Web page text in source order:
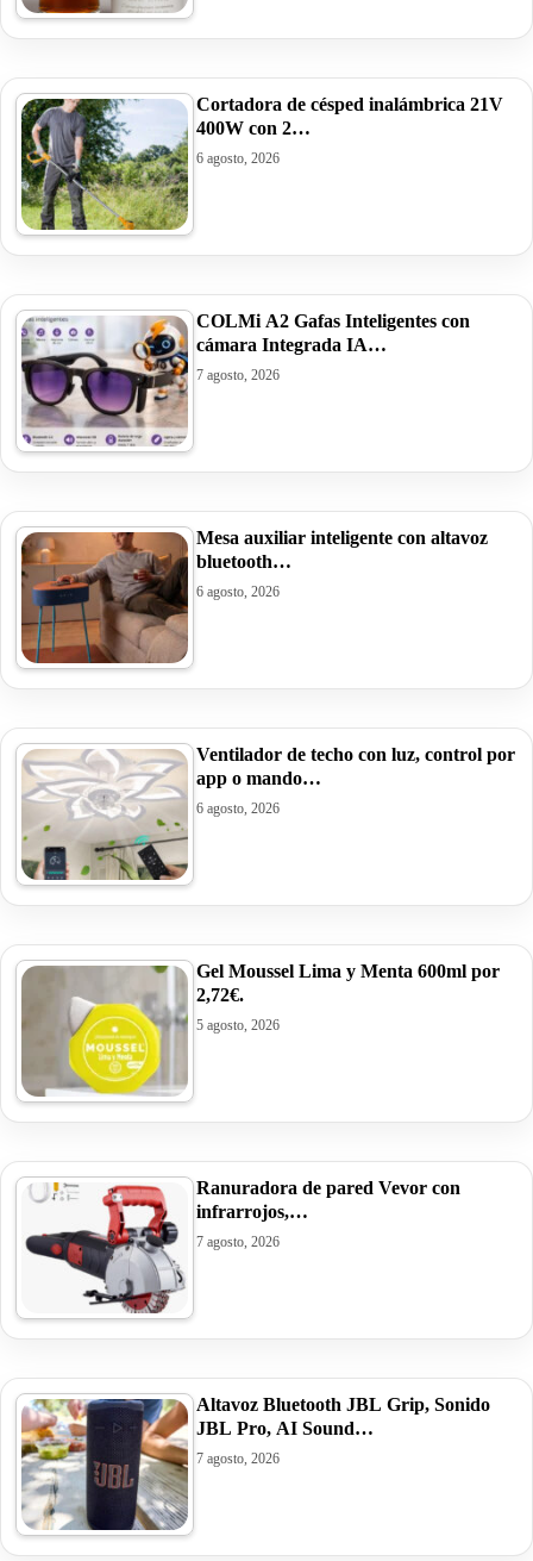
Cortadora de césped inalámbrica 21V
400W con 2…
6 agosto, 2026
COLMi A2 Gafas Inteligentes con
cámara Integrada IA…
7 agosto, 2026
Mesa auxiliar inteligente con altavoz
bluetooth…
6 agosto, 2026
Ventilador de techo con luz, control por
app o mando…
6 agosto, 2026
Gel Moussel Lima y Menta 600ml por
2,72€.
5 agosto, 2026
Ranuradora de pared Vevor con
infrarrojos,…
7 agosto, 2026
Altavoz Bluetooth JBL Grip, Sonido
JBL Pro, AI Sound…
7 agosto, 2026